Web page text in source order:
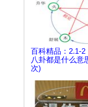
百科精品：2.1-2
八卦都是什么意
次)